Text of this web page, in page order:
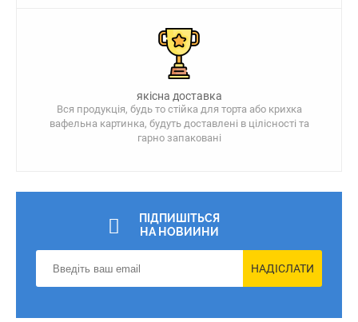
якісна доставка
Вся продукція, будь то стійка для торта або крихка
вафельна картинка, будуть доставлені в цілісності та
гарно запаковані
ПІДПИШІТЬСЯ
НА НОВИИНИ
НАДІСЛАТИ